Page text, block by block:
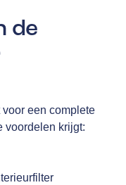
de
een complete
voordelen krijgt: